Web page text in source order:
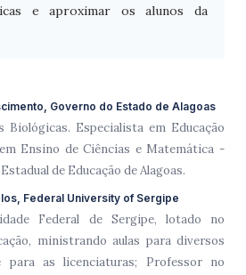
e aproximar os alunos da
Governo do Estado de Alagoas
Biológicas. Especialista em Educação
Ensino de Ciências e Matemática -
de Educação de Alagoas.
Federal University of Sergipe
Federal de Sergipe, lotado no
ministrando aulas para diversos
para as licenciaturas; Professor no